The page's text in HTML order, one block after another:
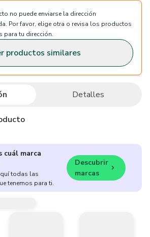
no puede enviarse la dirección
Por favor, elige otra o revisa los productos
para tu dirección.
productos similares
Detalles
cuál marca
todas las
tenemos para ti.
Descubrir
marcas